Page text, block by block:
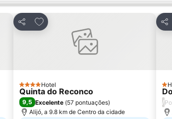
Partilhar
Adicionar aos favoritos
4 Estrelas
Hotel
Quinta do Reconco
9,5 Excelente (57 pontuações)
Alijó, a 9.8 km de Centro da cidade
1
/